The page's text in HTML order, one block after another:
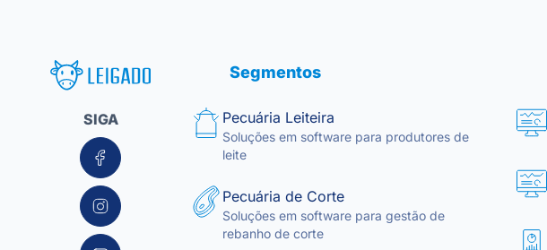
Leigado Tecnologia para Pecuária
SIGA
Segmentos
Pecuária Leiteira
Soluções em software para produtores de
leite
Pecuária de Corte
Soluções em software para gestão de
rebanho de corte